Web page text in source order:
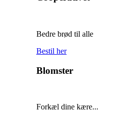
Bedre brød til alle
Bestil her
Blomster
Forkæl dine kære...